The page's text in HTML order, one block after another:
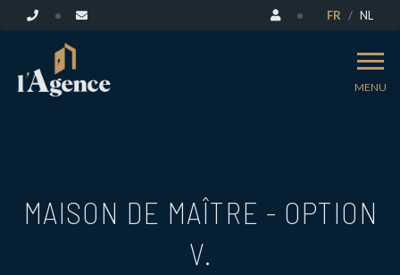
FR NL
MENU
MAISON DE MAÎTRE - OPTION
V.